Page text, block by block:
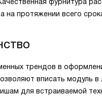
фурнитура
на протяжении всего
трендов в
вписать модуль
для встраиваемой